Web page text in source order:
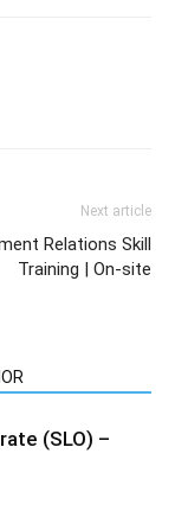
Next article
Relations Skill
Training | On-site
(SLO) –